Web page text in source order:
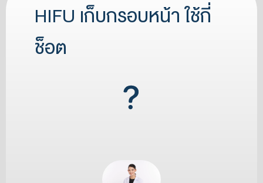
HIFU เก็บกรอบหน้า ใช้กี่
ช็อต